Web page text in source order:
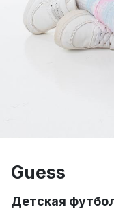
Guess
Детская